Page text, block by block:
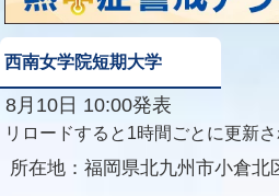
西南女学院短期大学
8月10日 10:00発表
リロードすると1時間ごとに更新さ
所在地： 福岡県北九州市小倉北